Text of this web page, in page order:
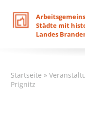
Städte mit
Landes
Startseite »
Prignitz